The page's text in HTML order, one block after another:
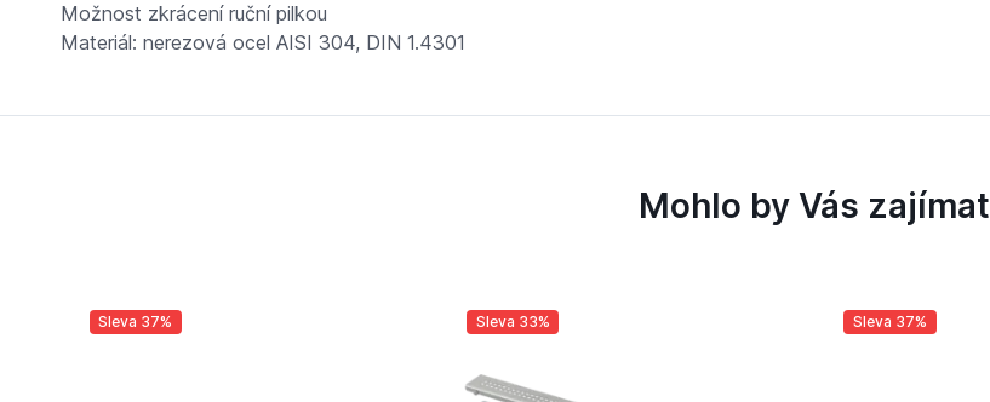
Možnost zkrácení ruční pilkou
Materiál: nerezová ocel AISI 304, DIN 1.4301
Mohlo by Vás zajímat
Sleva 37% Sleva 33% Sleva 37%